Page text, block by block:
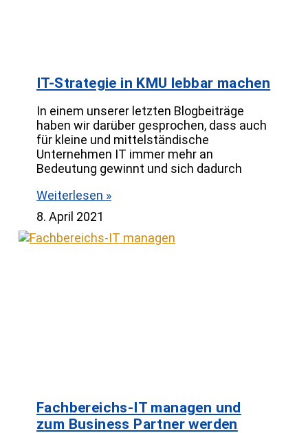
IT-Strategie in KMU lebbar machen
In einem unserer letzten Blogbeiträge
haben wir darüber gesprochen, dass auch
für kleine und mittelständische
Unternehmen IT immer mehr an
Bedeutung gewinnt und sich dadurch
Weiterlesen »
8. April 2021
Fachbereichs-IT managen und
zum Business Partner werden